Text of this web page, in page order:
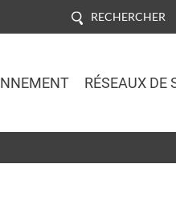
RECHERCHER
RÉSEAUX DE